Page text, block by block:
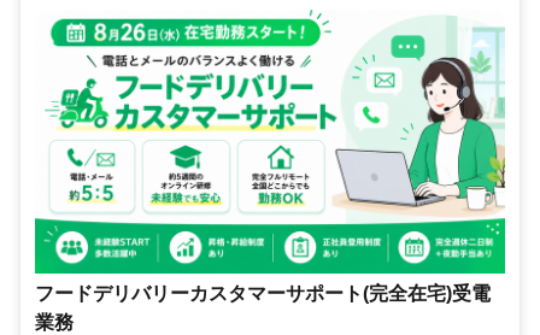
フードデリバリーカスタマーサポート(完全在宅)受電
業務